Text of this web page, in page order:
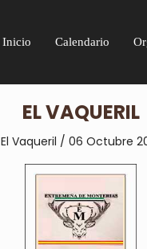
Inicio Calendario
EL VAQUERIL
El Vaqueril / 06 Octubre